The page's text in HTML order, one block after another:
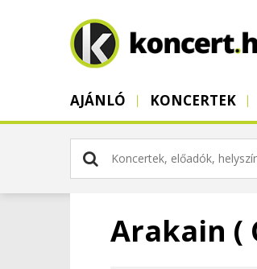
AJÁNLÓ KONCERTEK
Arakain (